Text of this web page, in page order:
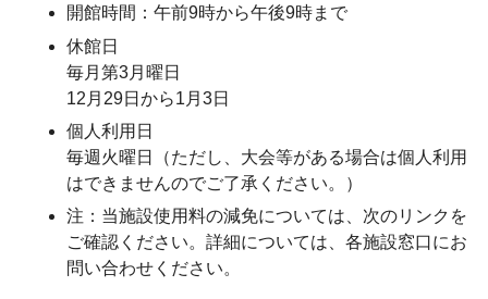
開館時間：午前9時から午後9時まで
休館日
毎月第3月曜日
12月29日から1月3日
個人利用日
毎週火曜日（ただし、大会等がある場合は個人利用
はできませんのでご了承ください。）
注：当施設使用料の減免については、次のリンクを
ご確認ください。詳細については、各施設窓口にお
問い合わせください。